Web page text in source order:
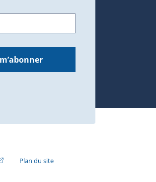
nouvelle fenêtre.)
hyperlien externe s'ouvrira dans une nouvelle
Plan du site